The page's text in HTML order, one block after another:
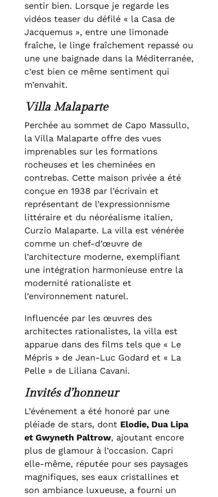
sentir bien. Lorsque je regarde les
vidéos teaser du défilé « la Casa de
Jacquemus », entre une limonade
fraîche, le linge fraîchement repassé ou
une une baignade dans la Méditerranée,
c’est bien ce même sentiment qui
m’envahit.
Villa Malaparte
Perchée au sommet de Capo Massullo,
la Villa Malaparte offre des vues
imprenables sur les formations
rocheuses et les cheminées en
contrebas. Cette maison privée a été
conçue en 1938 par l’écrivain et
représentant de l’expressionnisme
littéraire et du néoréalisme italien,
Curzio Malaparte. La villa est vénérée
comme un chef-d’œuvre de
l’architecture moderne, exemplifiant
une intégration harmonieuse entre la
modernité rationaliste et
l’environnement naturel.
Influencée par les œuvres des
architectes rationalistes, la villa est
apparue dans des films tels que « Le
Mépris » de Jean-Luc Godard et « La
Pelle » de Liliana Cavani.
Invités d’honneur
L’événement a été honoré par une
pléiade de stars, dont Elodie, Dua Lipa
et Gwyneth Paltrow, ajoutant encore
plus de glamour à l’occasion. Capri
elle-même, réputée pour ses paysages
magnifiques, ses eaux cristallines et
son ambiance luxueuse, a fourni un